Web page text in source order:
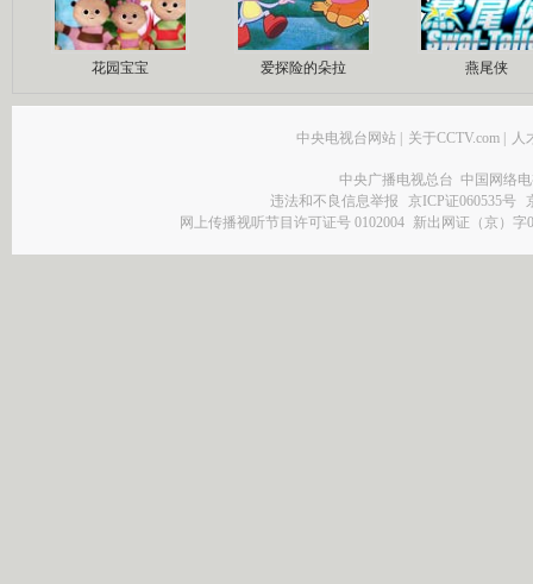
花园宝宝 爱探险的朵拉 燕尾侠
中央电视台网站 | 关于CCTV.com | 人
中央广播电视总台 中国网络
违法和不良信息举报
京ICP证060535号
网上传播视听节目许可证号 0102004 新出网证（京）